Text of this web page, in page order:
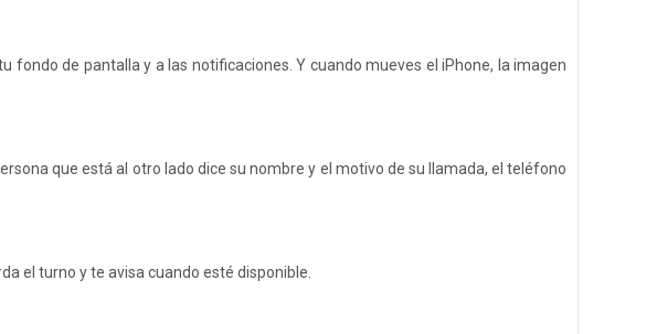
fondo de pantalla y a las notificaciones. Y cuando mueves el iPhone, la imagen
que está al otro lado dice su nombre y el motivo de su llamada, el teléfono
el turno y te avisa cuando esté disponible.